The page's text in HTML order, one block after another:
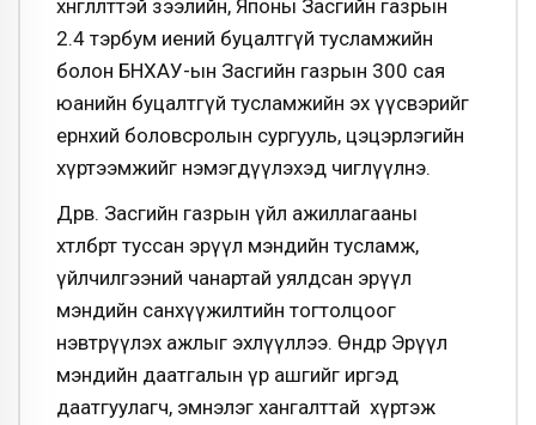
хөнгөлөлттэй зээлийн, Японы Засгийн газрын
2.4 тэрбум иений буцалтгүй тусламжийн
болон БНХАУ-ын Засгийн газрын 300 сая
юанийн буцалтгүй тусламжийн эх үүсвэрийг
ерөнхий боловсролын сургууль, цэцэрлэгийн
хүртээмжийг нэмэгдүүлэхэд чиглүүлнэ.
Дөрөв. Засгийн газрын үйл ажиллагааны
хөтөлбөрт туссан эрүүл мэндийн тусламж,
үйлчилгээний чанартай уялдсан эрүүл
мэндийн санхүүжилтийн тогтолцоог
нэвтрүүлэх ажлыг эхлүүллээ. Өнөөдөр Эрүүл
мэндийн даатгалын үр ашгийг иргэд
даатгуулагч, эмнэлэг хангалттай хүртэж